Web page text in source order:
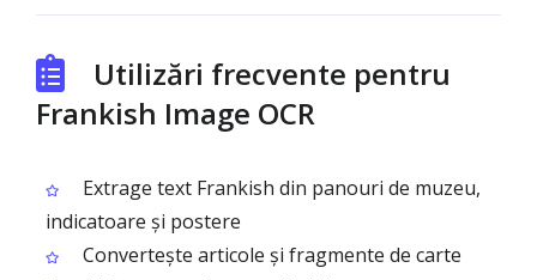
Utilizări frecvente pentru
Frankish Image OCR
Extrage text Frankish din panouri de muzeu,
indicatoare și postere
Convertește articole și fragmente de carte